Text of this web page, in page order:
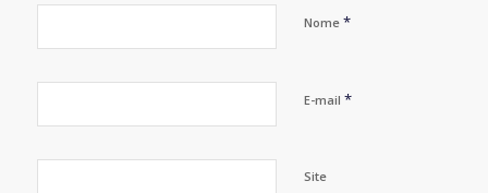
Nome *
E-mail *
Site